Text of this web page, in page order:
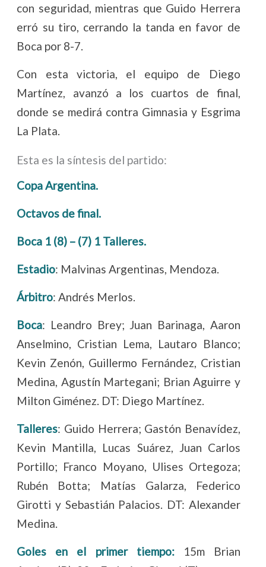
con seguridad, mientras que Guido Herrera
erró su tiro, cerrando la tanda en favor de
Boca por 8-7.
Con esta victoria, el equipo de Diego
Martínez, avanzó a los cuartos de final,
donde se medirá contra Gimnasia y Esgrima
La Plata.
Esta es la síntesis del partido:
Copa Argentina.
Octavos de final.
Boca 1 (8) – (7) 1 Talleres.
Estadio: Malvinas Argentinas, Mendoza.
Árbitro: Andrés Merlos.
Boca: Leandro Brey; Juan Barinaga, Aaron
Anselmino, Cristian Lema, Lautaro Blanco;
Kevin Zenón, Guillermo Fernández, Cristian
Medina, Agustín Martegani; Brian Aguirre y
Milton Giménez. DT: Diego Martínez.
Talleres: Guido Herrera; Gastón Benavídez,
Kevin Mantilla, Lucas Suárez, Juan Carlos
Portillo; Franco Moyano, Ulises Ortegoza;
Rubén Botta; Matías Galarza, Federico
Girotti y Sebastián Palacios. DT: Alexander
Medina.
Goles en el primer tiempo:15m Brian